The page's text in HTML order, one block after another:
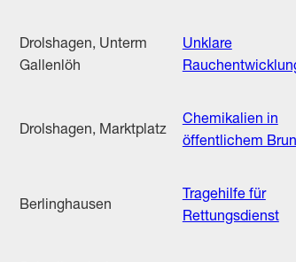
Drolshagen, Unterm
Gallenlöh
Unklare
Drolshagen, Marktplatz
Chemikalien in
öffentlichem
Berlinghausen
Tragehilfe für
Rettungsdienst